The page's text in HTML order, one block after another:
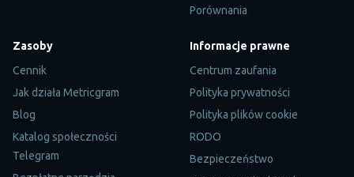
Porównania
Zasoby
Cennik
Jak działa Metricgram
Blog
Katalog społeczności
Telegram
Informacje prawne
Centrum zaufania
Polityka prywatności
Polityka plików cookie
RODO
Bezpieczeństwo